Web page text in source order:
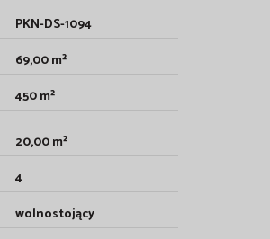
PKN-DS-1094
69,00 m²
450 m²
20,00 m²
4
wolnostojący